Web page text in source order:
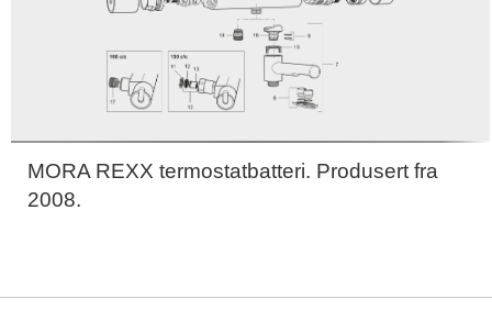
MORA REXX termostatbatteri. Produsert fra
2008.